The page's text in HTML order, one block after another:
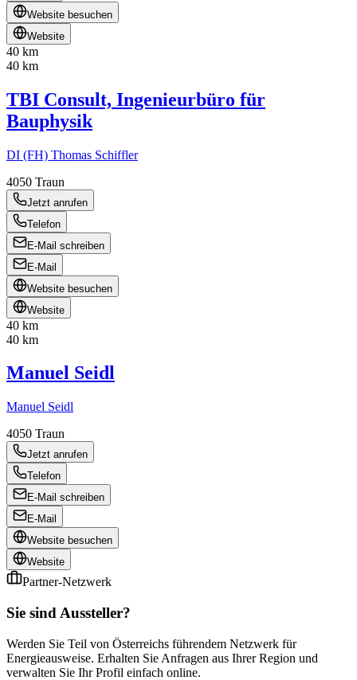
Website besuchen
Website
40 km
40 km
TBI Consult, Ingenieurbüro für
Bauphysik
DI (FH) Thomas Schiffler
4050 Traun
Jetzt anrufen
Telefon
E-Mail schreiben
E-Mail
Website besuchen
Website
40 km
40 km
Manuel Seidl
Manuel Seidl
4050 Traun
Jetzt anrufen
Telefon
E-Mail schreiben
E-Mail
Website besuchen
Website
Partner-Netzwerk
Sie sind Aussteller?
Werden Sie Teil von Österreichs führendem Netzwerk für
Energieausweise. Erhalten Sie Anfragen aus Ihrer Region und
verwalten Sie Ihr Profil einfach online.